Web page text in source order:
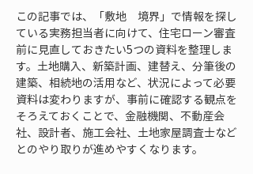
この記事では、「敷地　境界」で情報を探し
ている実務担当者に向けて、住宅ローン審査
前に見直しておきたい5つの資料を整理しま
す。土地購入、新築計画、建替え、分筆後の
建築、相続地の活用など、状況によって必要
資料は変わりますが、事前に確認する観点を
そろえておくことで、金融機関、不動産会
社、設計者、施工会社、土地家屋調査士など
とのやり取りが進めやすくなります。